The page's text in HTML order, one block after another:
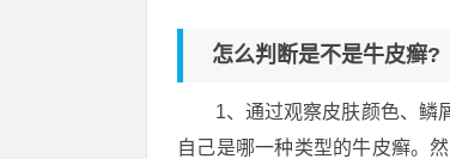
怎么判断是不是牛皮癣?
1、通过观察皮肤颜色、鳞
自己是哪一种类型的牛皮癣。